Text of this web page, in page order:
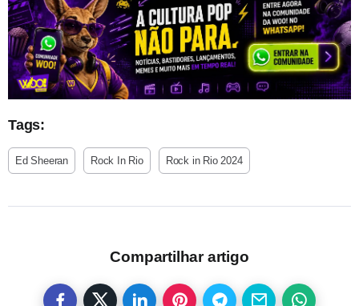
Tags:
Ed Sheeran Rock In Rio Rock in Rio 2024
Compartilhar artigo